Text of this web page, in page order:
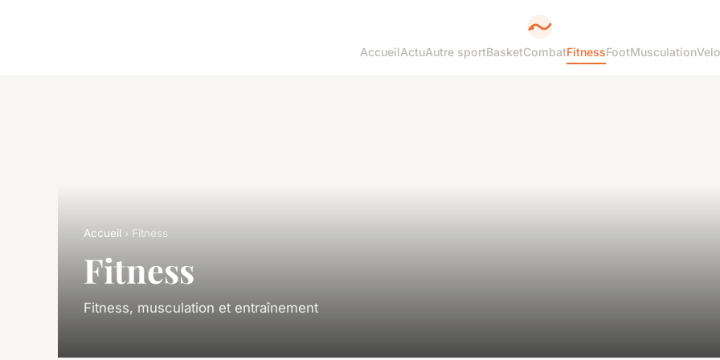
AccueilActuAutre sportBasketCombatFitnessFootMusculationVelo
Accueil › Fitness
Fitness
Fitness, musculation et entraînement